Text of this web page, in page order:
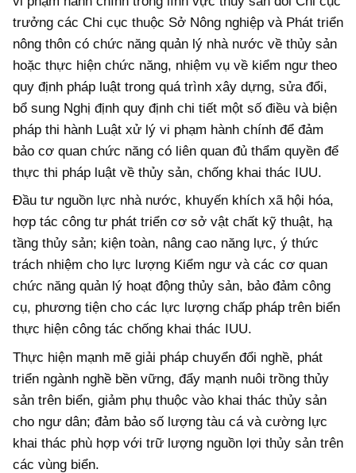
trưởng các Chi cục thuộc Sở Nông nghiệp và Phát triển
nông thôn có chức năng quản lý nhà nước về thủy sản
hoặc thực hiện chức năng, nhiệm vụ về kiểm ngư theo
quy định pháp luật trong quá trình xây dựng, sửa đổi,
bổ sung Nghị định quy định chi tiết một số điều và biện
pháp thi hành Luật xử lý vi phạm hành chính để đảm
bảo cơ quan chức năng có liên quan đủ thẩm quyền để
thực thi pháp luật về thủy sản, chống khai thác IUU.
Đầu tư nguồn lực nhà nước, khuyến khích xã hội hóa,
hợp tác công tư phát triển cơ sở vật chất kỹ thuật, hạ
tầng thủy sản; kiện toàn, nâng cao năng lực, ý thức
trách nhiệm cho lực lượng Kiểm ngư và các cơ quan
chức năng quản lý hoạt động thủy sản, bảo đảm công
cụ, phương tiện cho các lực lượng chấp pháp trên biển
thực hiện công tác chống khai thác IUU.
Thực hiện mạnh mẽ giải pháp chuyển đổi nghề, phát
triển ngành nghề bền vững, đẩy mạnh nuôi trồng thủy
sản trên biển, giảm phụ thuộc vào khai thác thủy sản
cho ngư dân; đảm bảo số lượng tàu cá và cường lực
khai thác phù hợp với trữ lượng nguồn lợi thủy sản trên
các vùng biển.